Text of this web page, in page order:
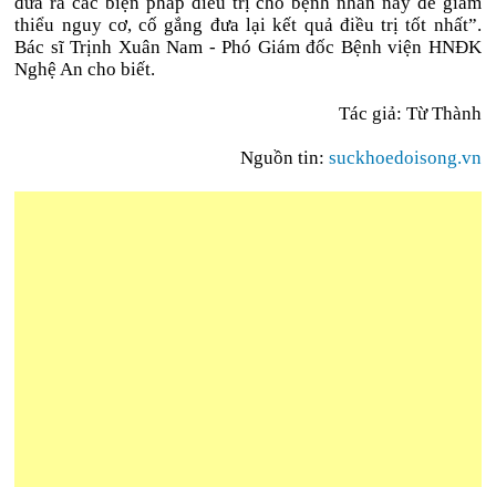
thiểu nguy cơ, cố gắng đưa lại kết quả điều trị tốt nhất”.
Bác sĩ Trịnh Xuân Nam - Phó Giám đốc Bệnh viện HNĐK
Nghệ An cho biết.
Tác giả: Từ Thành
Nguồn tin: suckhoedoisong.vn